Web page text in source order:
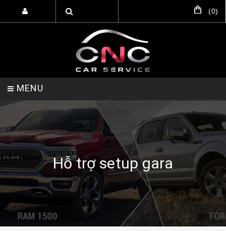
(0)
MENU
TRANG CHỦ DỊCH VỤ SẢN PHẨM
HỖ TRỢ SETUP GARA LIÊN HỆ
Hỗ trợ setup gara